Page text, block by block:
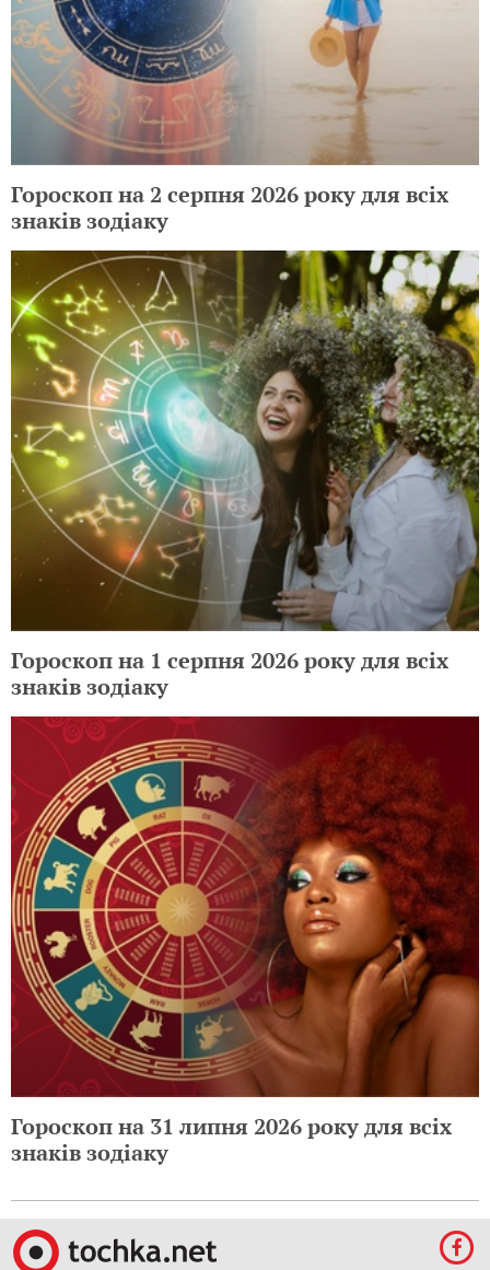
Гороскоп на 2 серпня 2026 року для всіх
знаків зодіаку
Гороскоп на 1 серпня 2026 року для всіх
знаків зодіаку
Гороскоп на 31 липня 2026 року для всіх
знаків зодіаку